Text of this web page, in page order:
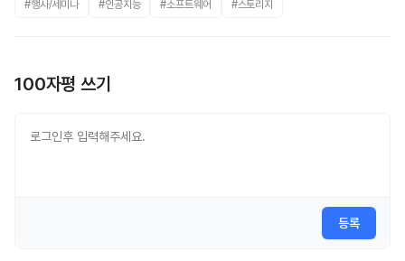
#행사/세미나 #인공지능 #소프트웨어 #스토리지
100자평 쓰기
등록